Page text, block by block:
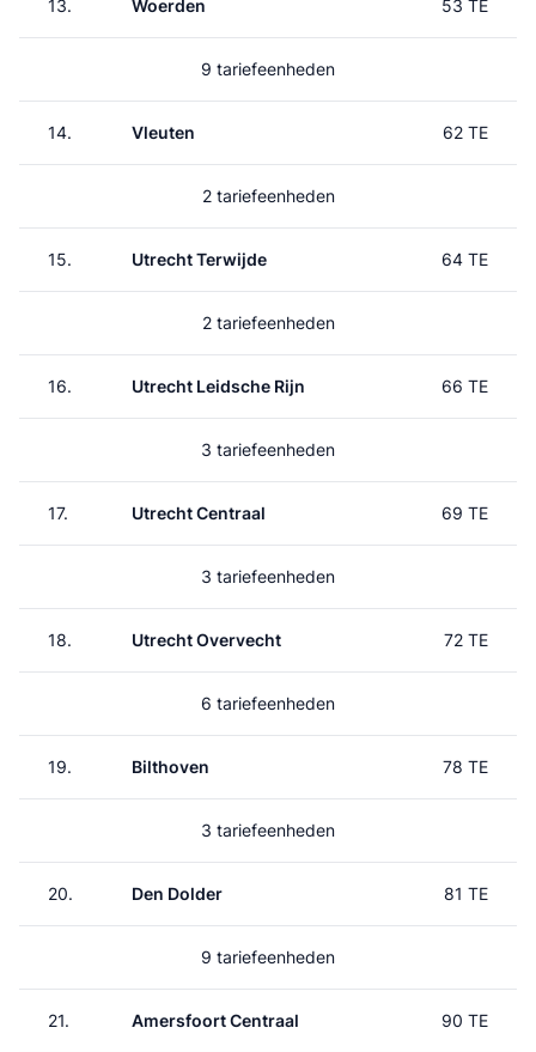
13. Woerden 53 TE
9 tariefeenheden
14. Vleuten 62 TE
2 tariefeenheden
15. Utrecht Terwijde 64 TE
2 tariefeenheden
16. Utrecht Leidsche Rijn 66 TE
3 tariefeenheden
17. Utrecht Centraal 69 TE
3 tariefeenheden
18. Utrecht Overvecht 72 TE
6 tariefeenheden
19. Bilthoven 78 TE
3 tariefeenheden
20. Den Dolder 81 TE
9 tariefeenheden
21. Amersfoort Centraal 90 TE